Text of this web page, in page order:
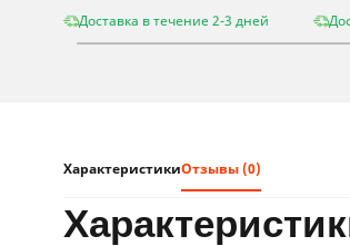
Доставка в течение 2-3 дней
ХарактеристикиОтзывы (0)